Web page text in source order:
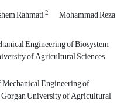
Rahmati2 Mohammad Reza
Engineering of Biosystem,
of Agricultural Sciences
Engineering of
Gorgan University of Agricultural